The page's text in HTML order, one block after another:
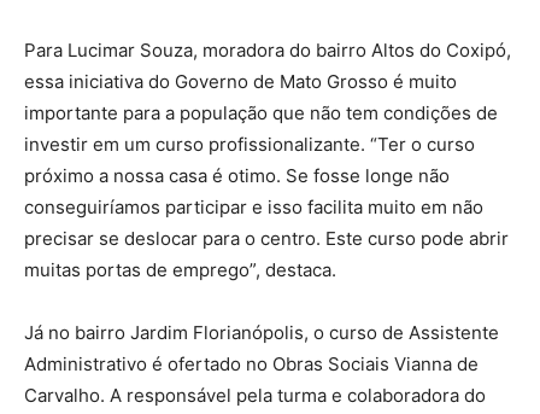
Para Lucimar Souza, moradora do bairro Altos do Coxipó,
essa iniciativa do Governo de Mato Grosso é muito
importante para a população que não tem condições de
investir em um curso profissionalizante. “Ter o curso
próximo a nossa casa é otimo. Se fosse longe não
conseguiríamos participar e isso facilita muito em não
precisar se deslocar para o centro. Este curso pode abrir
muitas portas de emprego”, destaca.
Já no bairro Jardim Florianópolis, o curso de Assistente
Administrativo é ofertado no Obras Sociais Vianna de
Carvalho. A responsável pela turma e colaboradora do